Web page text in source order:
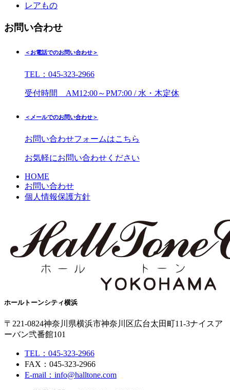
レアもの
お問い合わせ
＜お電話でのお問い合わせ＞
TEL：045-323-2966
受付時間 AM12:00～PM7:00 / 水・木定休
＜メールでのお問い合わせ＞
お問い合わせフォームはこちら
お気軽にお問い合わせください
HOME
お問い合わせ
個人情報保護方針
ホールトーンシティ横浜
〒221-0824神奈川県横浜市神奈川区広台太田町11-3ナイスア
ーバン弐番館101
TEL：045-323-2966
FAX：045-323-2966
E-mail：info@halltone.com